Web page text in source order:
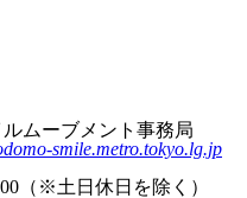
ムーブメント事務局
smile.metro.tokyo.lg.jp
（※土日休日を除く）